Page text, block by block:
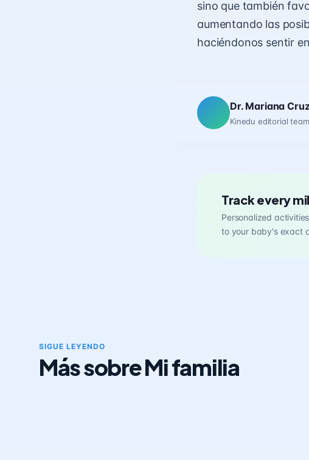
sino que también
aumentando las
haciéndonos sentir
Dr. Mariana
Kinedu editorial
Track every
Personalized
to your baby's exact
SIGUE LEYENDO
Más sobre Mi familia